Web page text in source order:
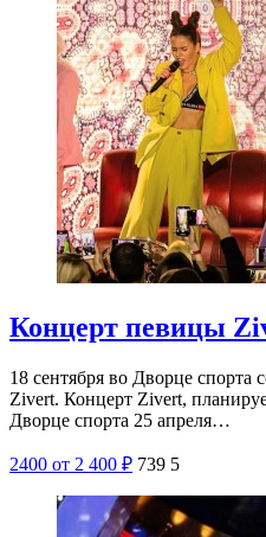
Концерт певицы
18 сентября во Дворце спорта
Zivert. Концерт Zivert,
Дворце спорта 25 апреля…
2400 от 2 400 ₽ 739 5